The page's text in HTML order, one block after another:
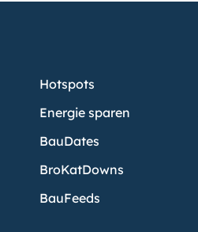
Hotspots
Energie sparen
BauDates
BroKatDowns
BauFeeds